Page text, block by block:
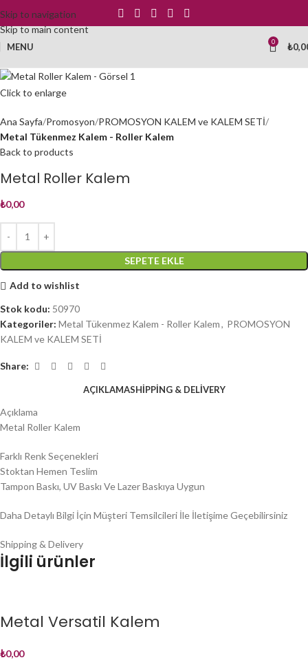
Skip to navigation
Skip to main content
MENU 0 ₺
Click to enlarge
Ana Sayfa Promosyon PROMOSYON KALEM ve KALEM SETİ
Metal Tükenmez Kalem - Roller Kalem
Back to products
Metal Roller Kalem
₺0,00
SEPETE EKLE
Add to wishlist
Stok kodu: 50970
Kategoriler: Metal Tükenmez Kalem - Roller Kalem, PROMOSYON
KALEM ve KALEM SETİ
Share:
AÇIKLAMASHIPPING & DELIVERY
Açıklama
Metal Roller Kalem
Farklı Renk Seçenekleri
Stoktan Hemen Teslim
Tampon Baskı, UV Baskı Ve Lazer Baskıya Uygun
Daha Detaylı Bilgi İçin Müşteri Temsilcileri İle İletişime Geçebilirsiniz
Shipping & Delivery
İlgili ürünler
Metal Versatil Kalem
₺0,00